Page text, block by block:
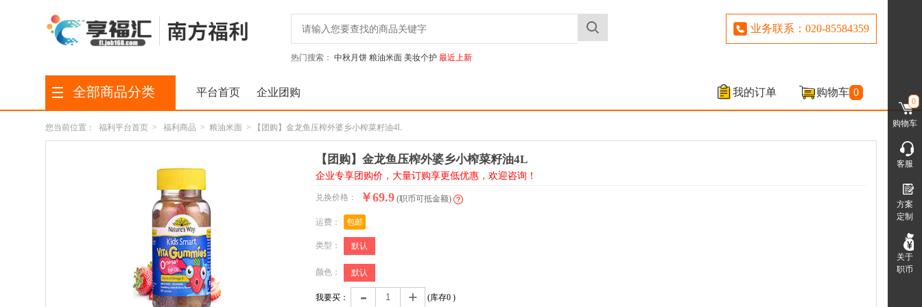
热门搜索： 中秋月饼 粮油米面 美妆个护 最近上新
业务联系：020-85584359
全部商品分类 平台首页 企业团购 我的订单 购物车 0
您当前位置： 福利平台首页 > 福利商品 > 粮油米面 > 【团购】金龙鱼压榨外婆乡小榨菜籽油4L
【团购】金龙鱼压榨外婆乡小榨菜籽油4L
企业专享团购价，大量订购享更低优惠，欢迎咨询！
兑换价格： ￥69.9 (职币可抵金额)
运费： 包邮
类型： 默认
颜色： 默认
我要买： - + (库存0 )
购物车
0
客服
方案
定制
关于
职币